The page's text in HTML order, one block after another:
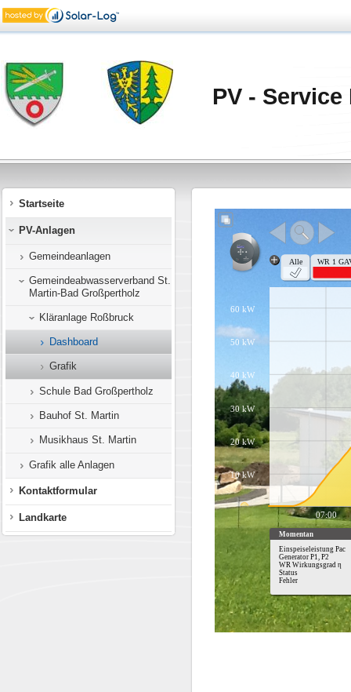
PV -
Startseite
PV-Anlagen
Gemeindeanlagen
Gemeindeabwasserverband St.
Martin-Bad Großpertholz
Kläranlage Roßbruck
Dashboard
Grafik
Schule Bad Großpertholz
Bauhof St. Martin
Musikhaus St. Martin
Grafik alle Anlagen
Kontaktformular
Landkarte